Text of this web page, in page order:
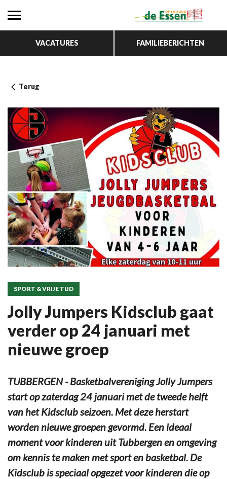
VACATURES FAMILIEBERICHTEN
Terug
SPORT & VRIJE TIJD
Jolly Jumpers Kidsclub gaat
verder op 24 januari met
nieuwe groep
TUBBERGEN - Basketbalvereniging Jolly Jumpers
start op zaterdag 24 januari met de tweede helft
van het Kidsclub seizoen. Met deze herstart
worden nieuwe groepen gevormd. Een ideaal
moment voor kinderen uit Tubbergen en omgeving
om kennis te maken met sport en basketbal. De
Kidsclub is speciaal opgezet voor kinderen die op